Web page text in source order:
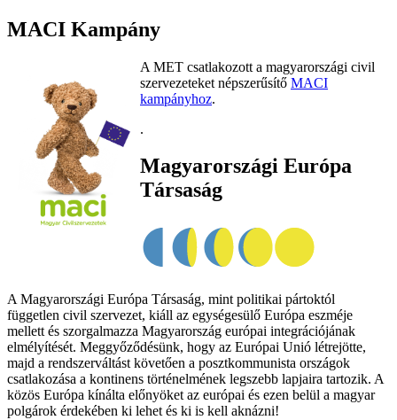
MACI Kampány
A MET csatlakozott a magyarországi civil
szervezeteket népszerűsítő MACI
kampányhoz.
.
Magyarországi Európa
Társaság
A Magyarországi Európa Társaság, mint politikai pártoktól
független civil szervezet, kiáll az egységesülő Európa eszméje
mellett és szorgalmazza Magyarország európai integrációjának
elmélyítését. Meggyőződésünk, hogy az Európai Unió létrejötte,
majd a rendszerváltást követően a posztkommunista országok
csatlakozása a kontinens történelmének legszebb lapjaira tartozik. A
közös Európa kínálta előnyöket az európai és ezen belül a magyar
polgárok érdekében ki lehet és ki is kell aknázni!